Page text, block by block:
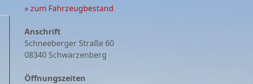
» zum Fahrzeugbestand
Anschrift
Schneeberger Straße 60
08340 Schwarzenberg
Öffnungszeiten